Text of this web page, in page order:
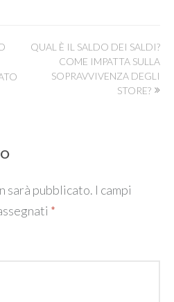
QUAL È IL SALDO DEI SALDI?
COME IMPATTA SULLA
SOPRAVVIVENZA DEGLI
STORE?
sarà pubblicato. I campi
*